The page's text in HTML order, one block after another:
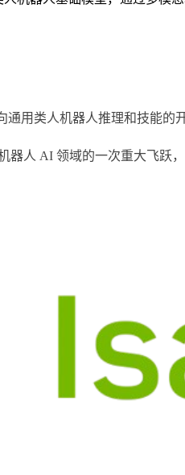
用类人机器人推理和技能的
人 AI 领域的一次重大飞跃